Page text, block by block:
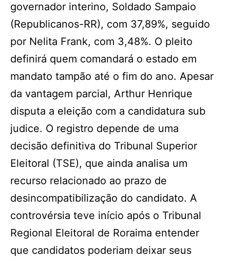
governador interino, Soldado Sampaio
(Republicanos-RR), com 37,89%, seguido
por Nelita Frank, com 3,48%. O pleito
definirá quem comandará o estado em
mandato tampão até o fim do ano. Apesar
da vantagem parcial, Arthur Henrique
disputa a eleição com a candidatura sub
judice. O registro depende de uma
decisão definitiva do Tribunal Superior
Eleitoral (TSE), que ainda analisa um
recurso relacionado ao prazo de
desincompatibilização do candidato. A
controvérsia teve início após o Tribunal
Regional Eleitoral de Roraima entender
que candidatos poderiam deixar seus